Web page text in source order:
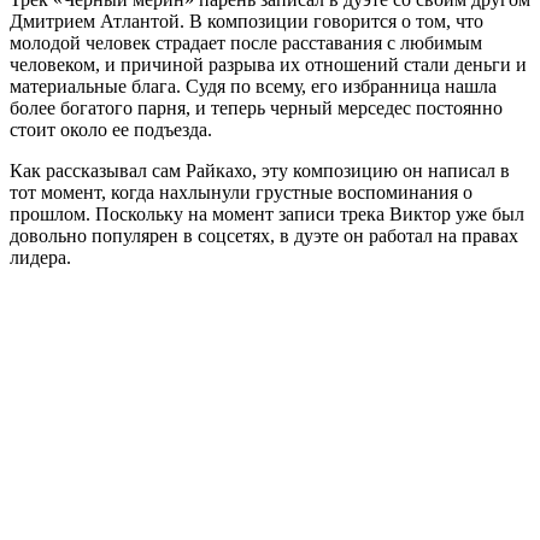
Дмитрием Атлантой. В композиции говорится о том, что
молодой человек страдает после расставания с любимым
человеком, и причиной разрыва их отношений стали деньги и
материальные блага. Судя по всему, его избранница нашла
более богатого парня, и теперь черный мерседес постоянно
стоит около ее подъезда.
Как рассказывал сам Райкахо, эту композицию он написал в
тот момент, когда нахлынули грустные воспоминания о
прошлом. Поскольку на момент записи трека Виктор уже был
довольно популярен в соцсетях, в дуэте он работал на правах
лидера.